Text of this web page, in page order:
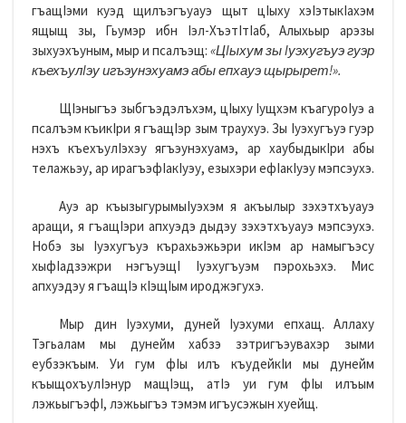
гъащIэми куэд щилъэгъуауэ щыт цIыху хэIэтыкIахэм
ящыщ зы, Гьумэр ибн Iэл-ХъэтIтIаб, Алыхьыр арэзы
зыхуэхъуным, мыр и псалъэщ: «ЦIыхум зыIуэхугъуэ гуэр
къехъулIэу игъэунэхуамэ абы епхауэ щырырет!».
ЩIэныгъэ зыбгъэдэлъхэм, цIыху Iущхэм къагуроIуэ а
псалъэм къикIри я гъащIэр зым траухуэ. Зы Iуэхугъуэ гуэр
нэхъ къехъулIэхэу ягъэунэхуамэ, ар хаубыдыкIри абы
телажьэу, ар ирагъэфIакIуэу, езыхэри ефIакIуэу мэпсэухэ.
Ауэ ар къызыгурымыIуэхэм я акъылыр зэхэтхъуауэ
аращи, я гъащIэри апхуэдэ дыдэу зэхэтхъуауэ мэпсэухэ.
Нобэ зы Iуэхугъуэ кърахьэжьэри икIэм ар намыгъэсу
хыфIадзэжри нэгъуэщI Iуэхугъуэм пэрохьэхэ. Мис
апхуэдэу я гъащIэ кIэщIым ироджэгухэ.
Мыр дин Iуэхуми, дуней Iуэхуми епхащ. Аллаху
Тэгьалам мы дунейм хабзэ зэтригъэувахэр зыми
еубзэкъым. Уи гум фIы илъ къудейкIи мы дунейм
къыщохъулIэнур мащIэщ, атIэ уи гум фIы илъым
лэжьыгъэфI, лэжьыгъэ тэмэм игъусэжын хуейщ.